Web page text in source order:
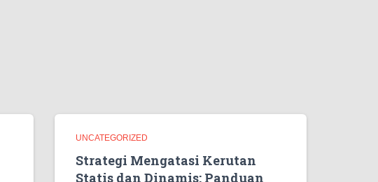
UNCATEGORIZED
Strategi Mengatasi Kerutan
Statis dan Dinamis: Panduan